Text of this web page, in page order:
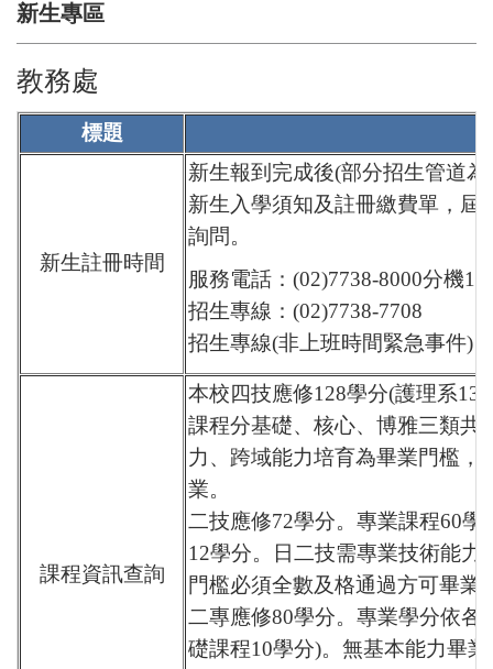
新生專區
教務處
標題
新生註冊時間
新生報到完成後(部分招生管道
新生入學須知及註冊繳費單，屆
詢問。
服務電話：(02)7738-8000分機
招生專線：(02)7738-7708
招生專線(非上班時間緊急事件)
課程資訊查詢
本校四技應修128學分(護理系
課程分基礎、核心、博雅三類共
力、跨域能力培育為畢業門檻，
業。
二技應修72學分。專業課程60
12學分。日二技需專業技術能
門檻必須全數及格通過方可畢業
二專應修80學分。專業學分依各
礎課程10學分)。無基本能力畢